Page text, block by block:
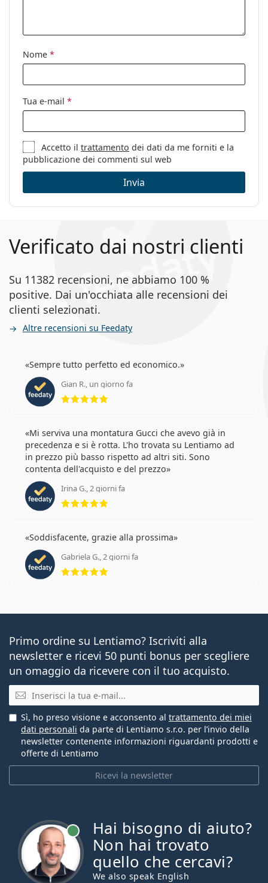
Accessori
Custodia:
pulizia:
Altro
Sesso:
Categorie:
Occhiali da vista
Marca:
Marc Jacobs
Codice:
605 086 19 55
Nome *
Tua e-mail *
Accetto iltrattamento dei dati da me forniti e la
pubblicazione dei commenti sul web
Invia
Verificato dai nostri clienti
Su 11382 recensioni, ne abbiamo 100 %
positive. Dai un'occhiata alle recensioni dei
clienti selezionati.
Altre recensioni su Feedaty
Sempre tutto perfetto ed economico.
Gian R., un giorno fa
Mi serviva una montatura Gucci che avevo già in
precedenza e si è rotta. L'ho trovata su Lentiamo ad
in prezzo più basso rispetto ad altri siti. Sono
contenta dell'acquisto e del prezzo
Irina G., 2 giorni fa
Soddisfacente, grazie alla prossima
Gabriela G., 2 giorni fa
valutazione 5 di 5
Primo ordine su Lentiamo? Iscriviti alla
newsletter e ricevi 50 punti bonus per scegliere
un omaggio da ricevere con il tuo acquisto.
E-mail
Ricevi la newsletter
Sì, ho preso visione e acconsento al trattamento dei miei
dati personali da parte di Lentiamo s.r.o. per l’invio della
newsletter contenente informazioni riguardanti prodotti e
offerte di Lentiamo
Hai bisogno di aiuto?
Non hai trovato
quello che cercavi?
We also speak English